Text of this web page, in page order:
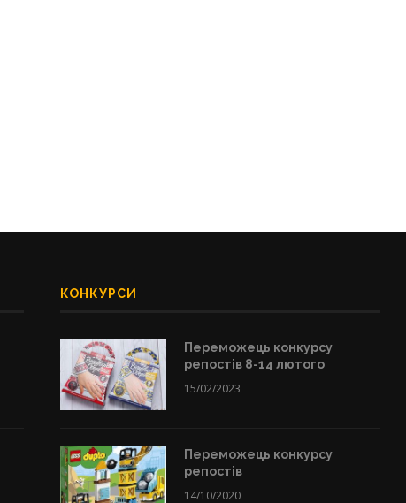
КОНКУРСИ
Переможець конкурсу
репостів 8-14 лютого
15/02/2023
Переможець конкурсу
репостів
14/10/2020